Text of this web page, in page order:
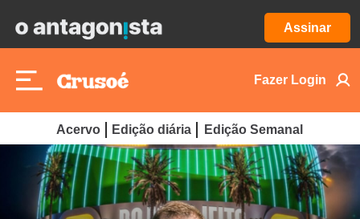
Assinar
Fazer Login
Acervo Edição diária Edição Semanal